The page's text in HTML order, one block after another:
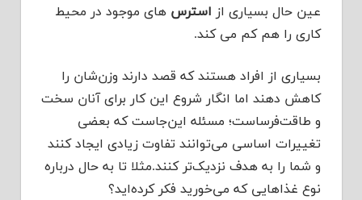
عین حال بسیاری از استرس های موجود در محیط
کاری را هم کم می کند.
بسیاری از افراد هستند که قصد دارند وزن‌شان را
کاهش دهند اما انگار شروع این کار برای آنان سخت
و طاقت‌فرساست؛ مسئله این‌جاست که بعضی
تغییرات اساسی می‌توانند تفاوت زیادی ایجاد کنند
و شما را به هدف نزدیک‌تر کنند.مثلا تا به حال درباره
نوع غذاهایی که می‌خورید فکر کرده‌اید؟